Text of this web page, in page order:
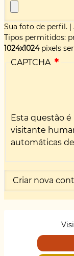
Sua foto de perfil. |
Tipos permitidos:
1024x1024pixels
CAPTCHA
Esta questão
visitante
automáticas